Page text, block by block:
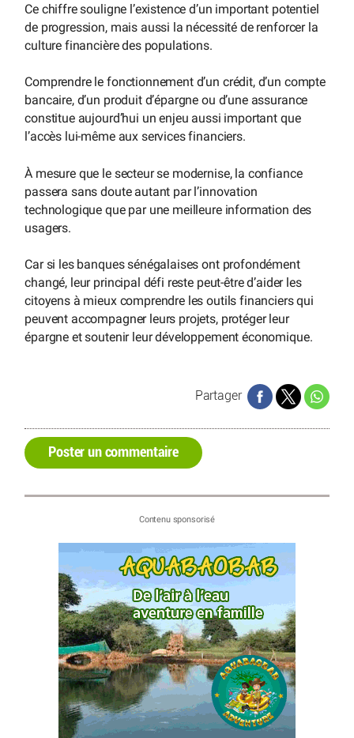
Ce chiffre souligne l’existence d’un important potentiel
de progression, mais aussi la nécessité de renforcer la
culture financière des populations.
Comprendre le fonctionnement d’un crédit, d’un compte
bancaire, d’un produit d’épargne ou d’une assurance
constitue aujourd’hui un enjeu aussi important que
l’accès lui-même aux services financiers.
À mesure que le secteur se modernise, la confiance
passera sans doute autant par l’innovation
technologique que par une meilleure information des
usagers.
Car si les banques sénégalaises ont profondément
changé, leur principal défi reste peut-être d’aider les
citoyens à mieux comprendre les outils financiers qui
peuvent accompagner leurs projets, protéger leur
épargne et soutenir leur développement économique.
Partager
Poster un commentaire